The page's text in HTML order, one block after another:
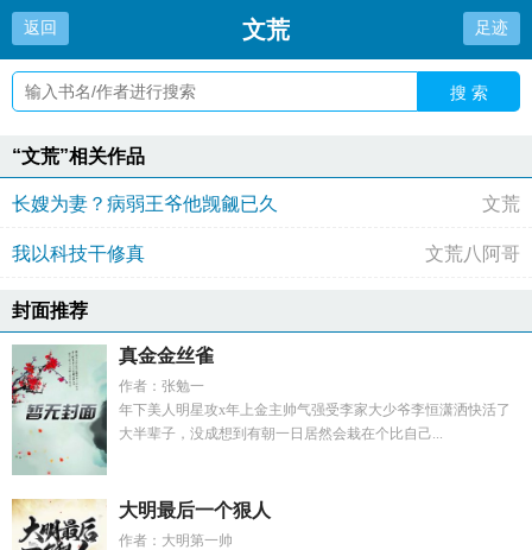
返回 文荒 足迹
搜 索
“文荒”相关作品
长嫂为妻？病弱王爷他觊觎已久 文荒
我以科技干修真 文荒八阿哥
封面推荐
真金金丝雀
作者：张勉一
年下美人明星攻x年上金主帅气强受李家大少爷李恒潇洒快活了
大半辈子，没成想到有朝一日居然会栽在个比自己...
大明最后一个狠人
作者：大明第一帅